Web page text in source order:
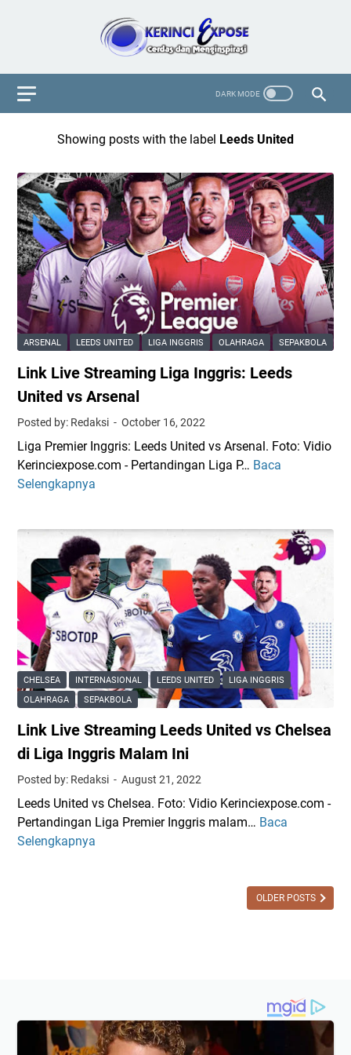
Showing posts with the label Leeds United
ARSENAL LEEDS UNITED LIGA INGGRIS OLAHRAGA SEPAKBOLA
Link Live Streaming Liga Inggris: Leeds
United vs Arsenal
Posted by: Redaksi October 16, 2022
Liga Premier Inggris: Leeds United vs Arsenal. Foto: Vidio
Kerinciexpose.com - Pertandingan Liga P… Baca
Selengkapnya
L
L
i
v
e
S
t
r
e
a
m
i
n
L
i
g
e
e
CHELSEA INTERNASIONAL LEEDS UNITED
LIGA INGGRIS
OLAHRAGA
SEPAKBOLA
Link Live Streaming Leeds United vs Chelsea
di Liga Inggris Malam Ini
Posted by: Redaksi August 21, 2022
Leeds United vs Chelsea. Foto: Vidio Kerinciexpose.com -
Pertandingan Liga Premier Inggris malam… Baca
Selengkapnya
L
e
a
OLDER POSTS